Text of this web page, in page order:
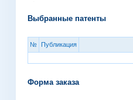
Выбранные патенты
№ Публикация
Форма заказа